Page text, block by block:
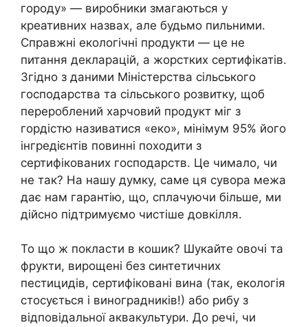
городу» — виробники змагаються у
креативних назвах, але будьмо пильними.
Справжні екологічні продукти — це не
питання декларацій, а жорстких сертифікатів.
Згідно з даними Міністерства сільського
господарства та сільського розвитку, щоб
перероблений харчовий продукт міг з
гордістю називатися «еко», мінімум 95% його
інгредієнтів повинні походити з
сертифікованих господарств. Це чимало, чи
не так? На нашу думку, саме ця сувора межа
дає нам гарантію, що, сплачуючи більше, ми
дійсно підтримуємо чистіше довкілля.
То що ж покласти в кошик? Шукайте овочі та
фрукти, вирощені без синтетичних
пестицидів, сертифіковані вина (так, екологія
стосується і виноградників!) або рибу з
відповідальної аквакультури. До речі, чи